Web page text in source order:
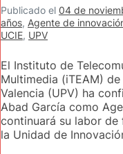
Publicado el 04 de
años, Agente de
UCIE, UPV
El Instituto de
Multimedia (iTEAM)
Valencia (UPV) ha
Abad García como
continuará su labor
la Unidad de